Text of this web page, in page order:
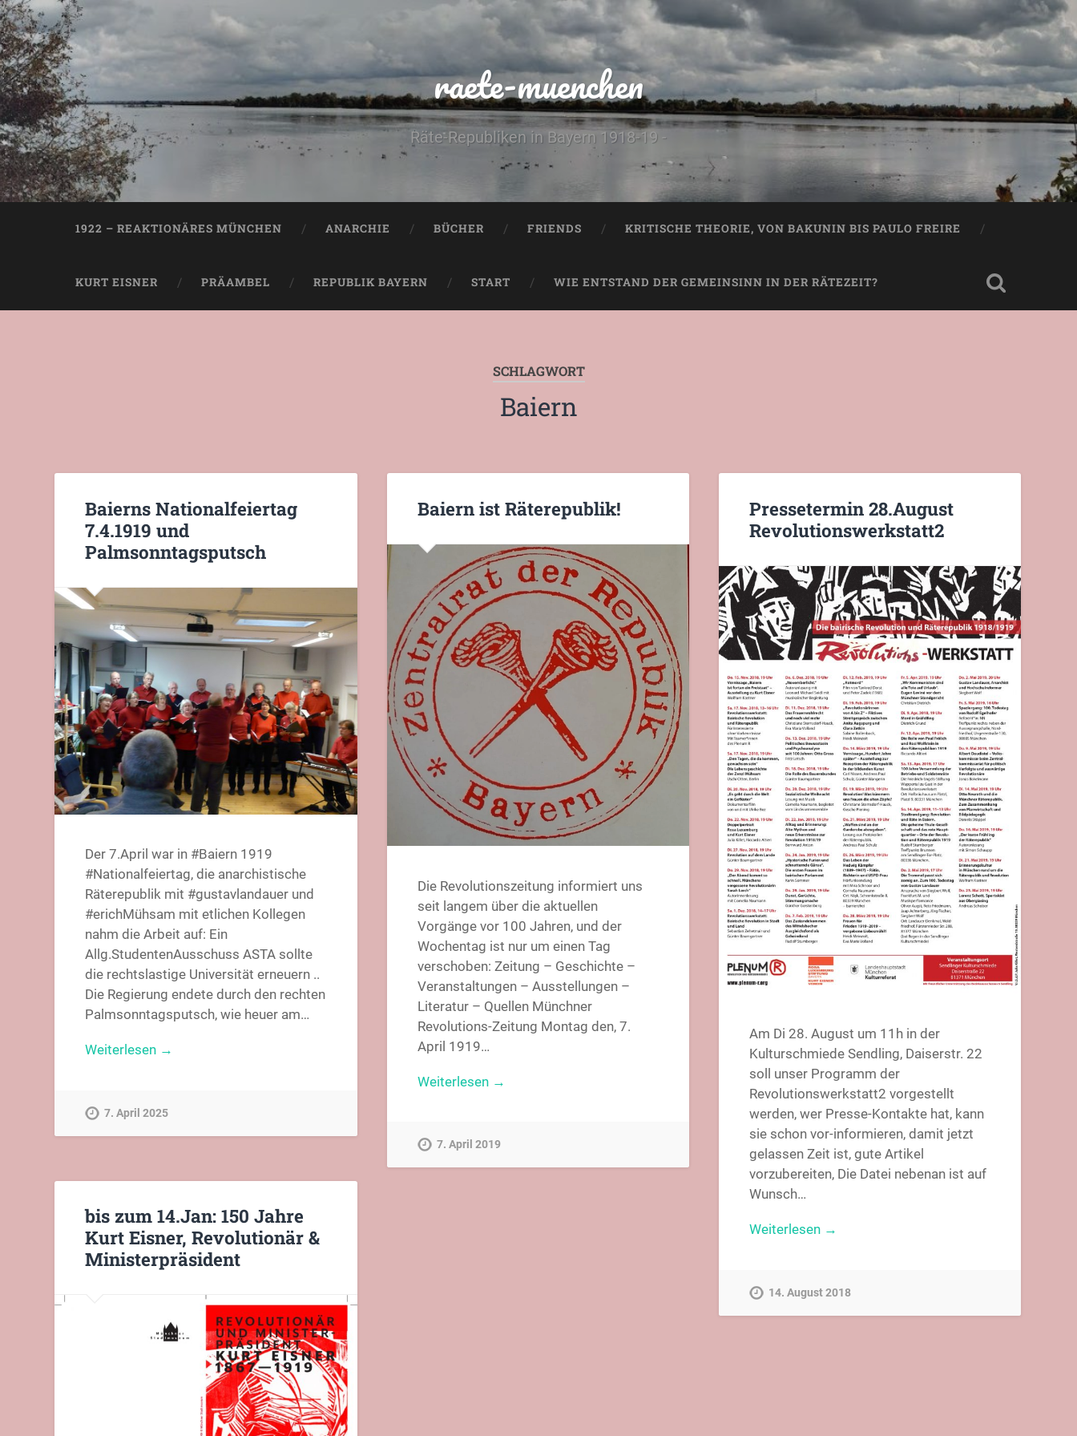
raete-muenchen
Räte-Republiken in Bayern 1918-19 -
1922 – REAKTIONÄRES MÜNCHEN ANARCHIE BÜCHER FRIENDS KRITISCHE THEORIE, VON BAKUNIN BIS PAULO FREIRE
KURT EISNER PRÄAMBEL REPUBLIK BAYERN START WIE ENTSTAND DER GEMEINSINN IN DER RÄTEZEIT?
SCHLAGWORT
Baiern
Baierns Nationalfeiertag
7.4.1919 und
Palmsonntagsputsch
Der 7.April war in #Baiern 1919
#Nationalfeiertag, die anarchistische
Räterepublik mit #gustavlandauer und
#erichMühsam mit etlichen Kollegen
nahm die Arbeit auf: Ein
Allg.StudentenAusschuss ASTA sollte
die rechtslastige Universität erneuern ..
Die Regierung endete durch den rechten
Palmsonntagsputsch, wie heuer am…
Weiterlesen →
7. April 2025
Baiern ist Räterepublik!
Die Revolutionszeitung informiert uns
seit langem über die aktuellen
Vorgänge vor 100 Jahren, und der
Wochentag ist nur um einen Tag
verschoben: Zeitung – Geschichte –
Veranstaltungen – Ausstellungen –
Literatur – Quellen Münchner
Revolutions-Zeitung Montag den, 7.
April 1919…
Weiterlesen →
7. April 2019
Pressetermin 28.August
Revolutionswerkstatt2
Am Di 28. August um 11h in der
Kulturschmiede Sendling, Daiserstr. 22
soll unser Programm der
Revolutionswerkstatt2 vorgestellt
werden, wer Presse-Kontakte hat, kann
sie schon vor-informieren, damit jetzt
gelassen Zeit ist, gute Artikel
vorzubereiten, Die Datei nebenan ist auf
Wunsch…
Weiterlesen →
14. August 2018
bis zum 14.Jan: 150 Jahre
Kurt Eisner, Revolutionär &
Ministerpräsident